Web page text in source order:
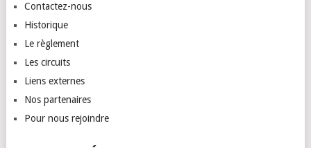
Contactez-nous
Historique
Le règlement
Les circuits
Liens externes
Nos partenaires
Pour nous rejoindre